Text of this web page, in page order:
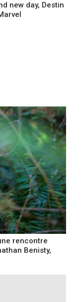
new day, Destin
rencontre
Benisty,